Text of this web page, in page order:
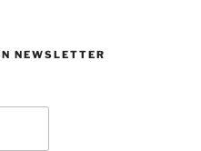
NEWSLETTER